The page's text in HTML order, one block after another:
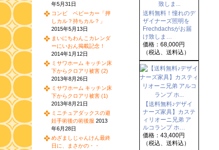
送料無料！憧れのデ
ザイナーズ照明を
Frechdachsがお届
け致しま…
価格：68,000円
（税込、送料込）
【送料無料♪デザイ
ナーズ家具】カステ
ィリオーニ兄弟 ア
ルコランプ ホ…
価格：43,400円
（税込、送料込）
年5月31日
コンビ ベビーカー「押
しカル？持ちカル？」
2015年5月13日
まいにちわんこカレンダ
ーにいおん掲載記念！
2014年1月12日
ミサワホーム キッチン床
下からクロアリ被害 (2)
2013年8月26日
ミサワホーム キッチン床
下からクロアリ被害 (1)
2013年8月21日
ミニチュアダックスの避
妊手術後の術後服 2013
年6月28日
めざましじゃんけん最終
日に、まさかの・・